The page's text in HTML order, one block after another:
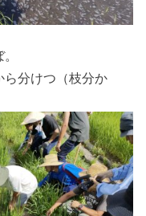
ら分けつ（枝分か